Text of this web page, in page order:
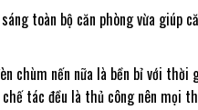
toàn bộ căn phòng vừa giúp
chùm nến nữa là bền bỉ với
tác đều là thủ công nên mọi